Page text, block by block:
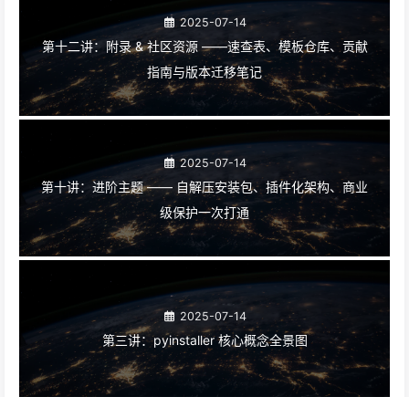
2025-07-14
第十二讲：附录 & 社区资源 ——速查表、模板仓库、贡献
指南与版本迁移笔记
2025-07-14
第十讲：进阶主题 —— 自解压安装包、插件化架构、商业
级保护一次打通
2025-07-14
第三讲：pyinstaller 核心概念全景图